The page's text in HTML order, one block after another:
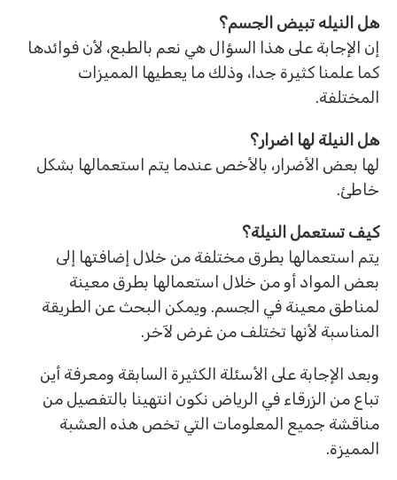
هل النيله تبيض الجسم؟
إن الإجابة على هذا السؤال هي نعم بالطبع، لأن فوائدها
كما علمنا كثيرة جدا، وذلك ما يعطيها المميزات
المختلفة.
هل النيلة لها اضرار؟
لها بعض الأضرار، بالأخص عندما يتم استعمالها بشكل
خاطئ.
كيف تستعمل النيلة؟
يتم استعمالها بطرق مختلفة من خلال إضافتها إلى
بعض المواد أو من خلال استعمالها بطرق معينة
لمناطق معينة في الجسم. ويمكن البحث عن الطريقة
المناسبة لأنها تختلف من غرض لآخر.
وبعد الإجابة على الأسئلة الكثيرة السابقة ومعرفة أين
تباع من الزرقاء في الرياض نكون انتهينا بالتفصيل من
مناقشة جميع المعلومات التي تخص هذه العشبة
المميزة.